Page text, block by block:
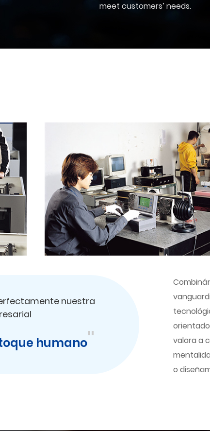
meet customers’ needs.
nuestra
humano"
valora a
o